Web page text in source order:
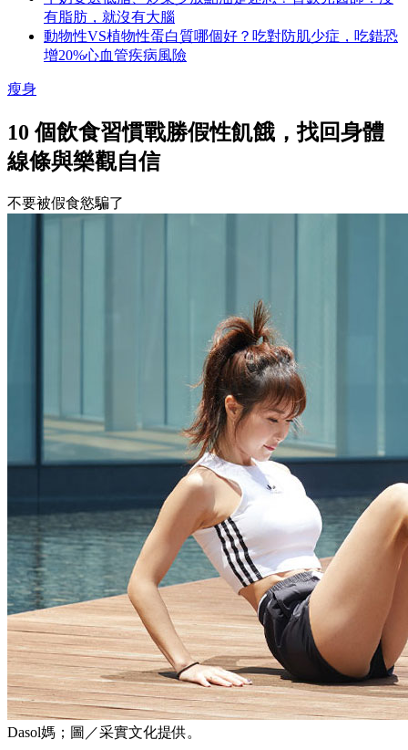
有脂肪，就沒有大腦
動物性VS植物性蛋白質哪個好？吃對防肌少症，吃錯恐
增20%心血管疾病風險
瘦身
10 個飲食習慣戰勝假性飢餓，找回身體
線條與樂觀自信
不要被假食慾騙了
Dasol媽；圖／采實文化提供。